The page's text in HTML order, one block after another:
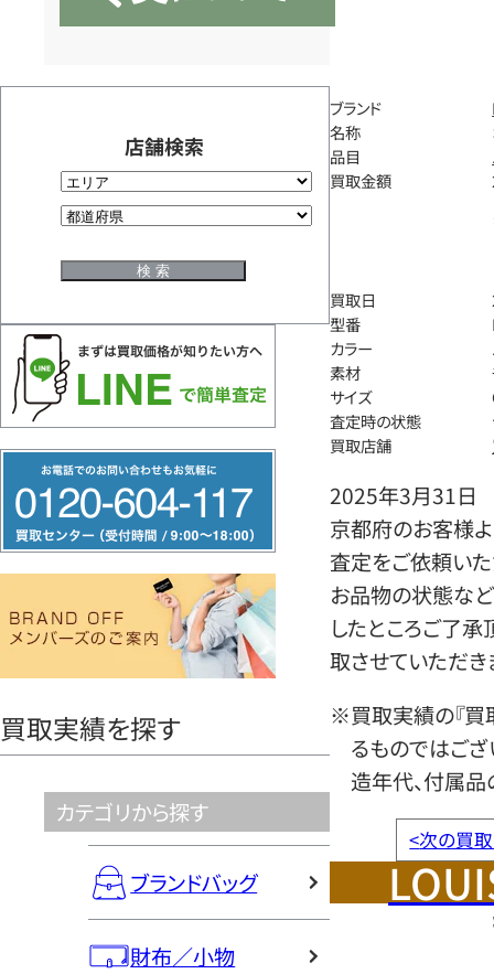
店舗検索
リ
ー
ヤ
買取実績を探す
カテゴリから探す
ブランドバッグ
財布／小物
ブランド
名称
品目
買取金額
買取日
型番
カラー
素材
サイズ
査定時の状態
買取店舗
2025年3月31日
京都府のお客様よ
査定をご依頼いた
お品物の状態など
したところご了
取させていただき
※買取実績の『買
るものではござ
造年代、付属品
<次の買